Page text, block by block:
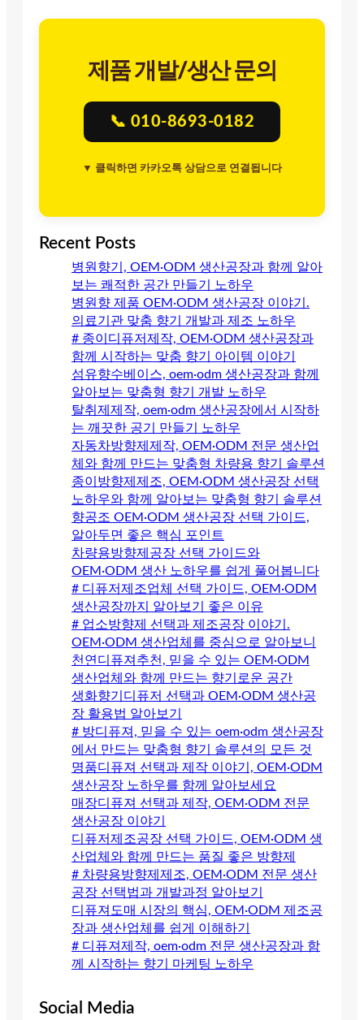
제품 개발/생산 문의
📞 010-8693-0182
▼ 클릭하면 카카오톡 상담으로 연결됩니다
Recent Posts
병원향기, OEM·ODM 생산공장과 함께 알아
보는 쾌적한 공간 만들기 노하우
병원향 제품 OEM·ODM 생산공장 이야기.
의료기관 맞춤 향기 개발과 제조 노하우
# 종이디퓨저제작, OEM·ODM 생산공장과
함께 시작하는 맞춤 향기 아이템 이야기
섬유향수베이스, oem·odm 생산공장과 함께
알아보는 맞춤형 향기 개발 노하우
탈취제제작, oem·odm 생산공장에서 시작하
는 깨끗한 공기 만들기 노하우
자동차방향제제작, OEM·ODM 전문 생산업
체와 함께 만드는 맞춤형 차량용 향기 솔루션
종이방향제제조, OEM·ODM 생산공장 선택
노하우와 함께 알아보는 맞춤형 향기 솔루션
향공조 OEM·ODM 생산공장 선택 가이드,
알아두면 좋은 핵심 포인트
차량용방향제공장 선택 가이드와
OEM·ODM 생산 노하우를 쉽게 풀어봅니다
# 디퓨저제조업체 선택 가이드, OEM·ODM
생산공장까지 알아보기 좋은 이유
# 업소방향제 선택과 제조공장 이야기.
OEM·ODM 생산업체를 중심으로 알아보니
천연디퓨져추천, 믿을 수 있는 OEM·ODM
생산업체와 함께 만드는 향기로운 공간
생화향기디퓨저 선택과 OEM·ODM 생산공
장 활용법 알아보기
# 방디퓨져, 믿을 수 있는 oem·odm 생산공장
에서 만드는 맞춤형 향기 솔루션의 모든 것
명품디퓨져 선택과 제작 이야기, OEM·ODM
생산공장 노하우를 함께 알아보세요
매장디퓨져 선택과 제작, OEM·ODM 전문
생산공장 이야기
디퓨저제조공장 선택 가이드, OEM·ODM 생
산업체와 함께 만드는 품질 좋은 방향제
# 차량용방향제제조, OEM·ODM 전문 생산
공장 선택법과 개발과정 알아보기
디퓨져도매 시장의 핵심, OEM·ODM 제조공
장과 생산업체를 쉽게 이해하기
# 디퓨져제작, oem·odm 전문 생산공장과 함
께 시작하는 향기 마케팅 노하우
Social Media